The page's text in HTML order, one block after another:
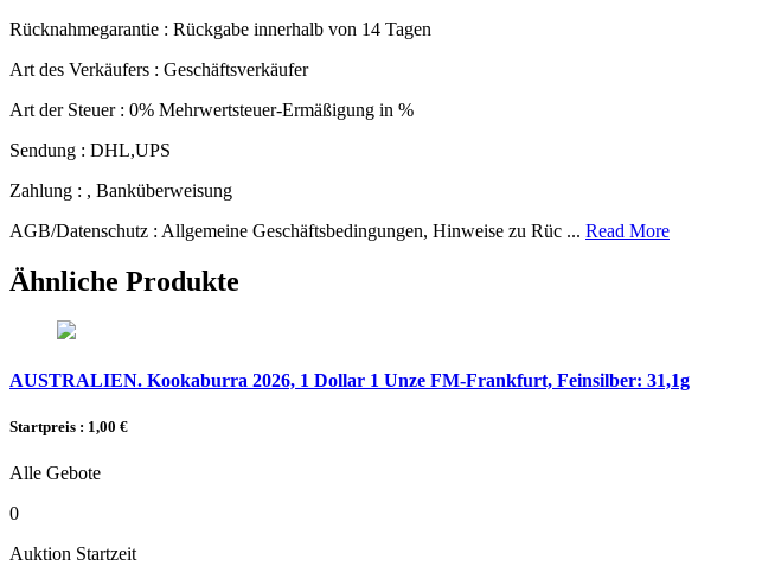
Rücknahmegarantie : Rückgabe innerhalb von 14 Tagen
Art des Verkäufers : Geschäftsverkäufer
Art der Steuer : 0% Mehrwertsteuer-Ermäßigung in %
Sendung : DHL,UPS
Zahlung : , Banküberweisung
AGB/Datenschutz : Allgemeine Geschäftsbedingungen, Hinweise zu Rüc ... Read More
Ähnliche Produkte
AUSTRALIEN. Kookaburra 2026, 1 Dollar 1 Unze FM-Frankfurt, Feinsilber: 31,1g
Startpreis : 1,00 €
Alle Gebote
0
Auktion Startzeit